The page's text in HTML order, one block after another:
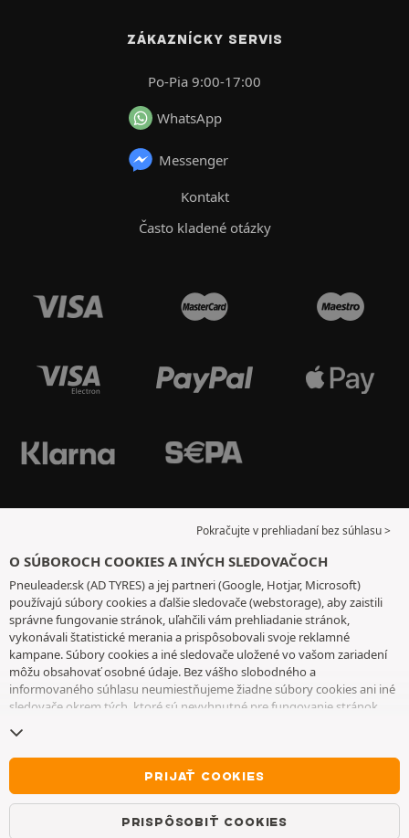
ZÁKAZNÍCKY SERVIS
Po-Pia 9:00-17:00
WhatsApp
Messenger
Kontakt
Často kladené otázky
Pokračujte v prehliadaní bez súhlasu >
O SÚBOROCH COOKIES A INÝCH SLEDOVAČOCH
Pneuleader.sk (AD TYRES) a jej partneri (Google, Hotjar, Microsoft)
používajú súbory cookies a ďalšie sledovače (webstorage), aby zaistili
správne fungovanie stránok, uľahčili vám prehliadanie stránok,
vykonávali štatistické merania a prispôsobovali svoje reklamné
kampane. Súbory cookies a iné sledovače uložené vo vašom zariadení
môžu obsahovať osobné údaje. Bez vášho slobodného a
informovaného súhlasu neumiestňujeme žiadne súbory cookies ani iné
sledovače okrem tých, ktoré sú nevyhnutné pre fungovanie stránok.
odvolať tak, že prejdete na
rozhodnúť pokračovať v prehliadaní bez súhlasu s ukladaním súborov
cookies alebo iných sledovačov. Ich odmietnutie nebráni prístupu k
službám. Ak chcete získať ďalšie informácie, pozrite sistránku so
súbormi cookies a ďalšími sledovačmi
PRIJAŤ COOKIES
PRISPÔSOBIŤ COOKIES